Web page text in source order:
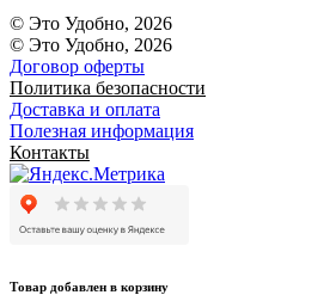
© Это Удобно, 2026
© Это Удобно, 2026
Договор оферты
Политика безопасности
Доставка и оплата
Полезная информация
Контакты
Товар добавлен в корзину